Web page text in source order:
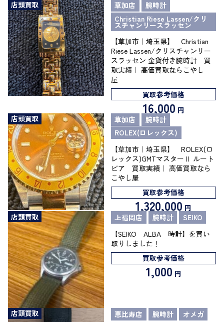
店頭買取 草加店
腕時計
Christian Riese Lassen/クリ
スチャンリースラッセン
【草加市｜埼玉県】 Christian
Riese Lassen/クリスチャンリー
スラッセン 金貨付き腕時計 買
取実績｜ 高価買取ならこやし
屋
買取参考価格
16,000 円
店頭買取
草加店
腕時計
ROLEX(ロレックス)
【草加市｜埼玉県】 ROLEX(ロ
レックス)GMTマスターⅡ ルート
ビア 買取実績｜ 高価買取なら
こやし屋
買取参考価格
1,320,000 円
店頭買取
上福岡店 腕時計
SEIKO
【SEIKO ALBA 時計】を買い
取りしました！
買取参考価格
1,000 円
店頭買取 恵比寿店 腕時計
オメガ